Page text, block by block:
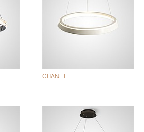
CHANETT